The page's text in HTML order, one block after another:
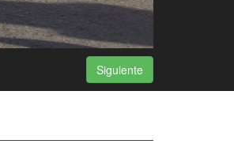
Siguiente